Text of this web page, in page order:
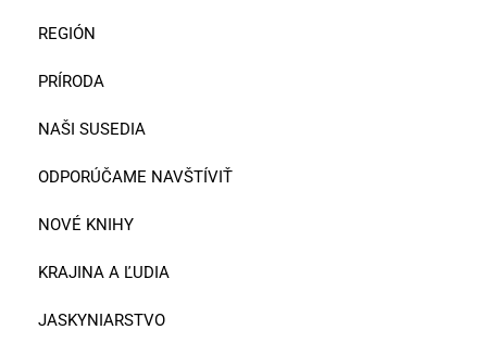
REGIÓN
PRÍRODA
NAŠI SUSEDIA
ODPORÚČAME NAVŠTÍVIŤ
NOVÉ KNIHY
KRAJINA A ĽUDIA
JASKYNIARSTVO